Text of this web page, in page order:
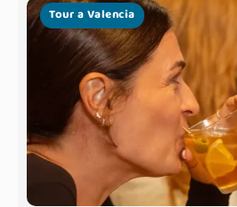
Tour a Valencia